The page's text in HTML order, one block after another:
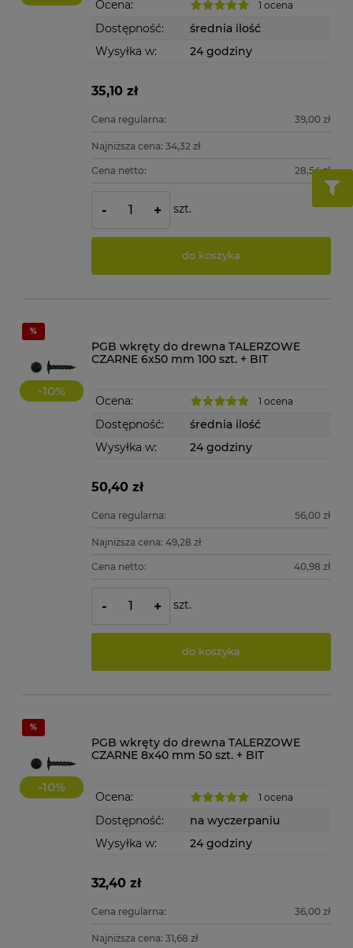
Ocena: 1 ocena
Dostępność:
średnia ilość
Wysyłka w:
24 godziny
35,10 zł
Cena regularna: 39,00 zł
Najniższa cena:34,32 zł
Cena netto: 28,54 zł
- + szt.
do koszyka
-10%
PGB wkręty do drewna TALERZOWE
CZARNE 6x50 mm 100 szt. + BIT
Ocena: 1 ocena
Dostępność:
średnia ilość
Wysyłka w:
24 godziny
50,40 zł
Cena regularna: 56,00 zł
Najniższa cena:49,28 zł
Cena netto: 40,98 zł
- + szt.
do koszyka
-10%
PGB wkręty do drewna TALERZOWE
CZARNE 8x40 mm 50 szt. + BIT
Ocena: 1 ocena
Dostępność:
na wyczerpaniu
Wysyłka w:
24 godziny
32,40 zł
Cena regularna: 36,00 zł
Najniższa cena:31,68 zł